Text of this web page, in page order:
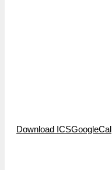
Download ICSGoogleCal